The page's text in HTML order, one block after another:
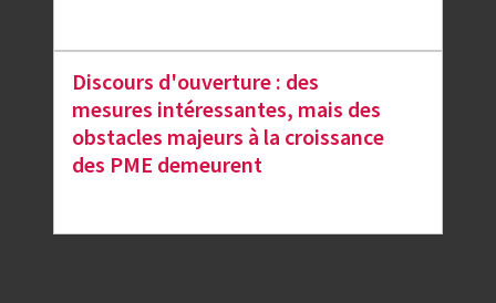
Discours d'ouverture : des
mesures intéressantes, mais des
obstacles majeurs à la croissance
des PME demeurent